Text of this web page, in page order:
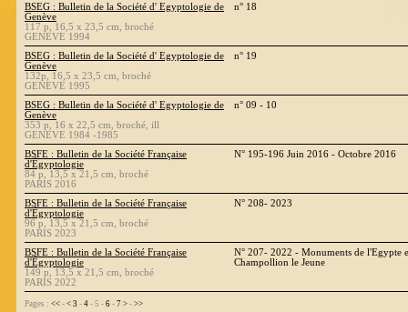
BSEG : Bulletin de la Société d' Egyptologie de
Genève
117 p, 16,5 x 23,5 cm, broché
GENEVE 1994
n° 18
BSEG : Bulletin de la Société d' Egyptologie de
Genève
132p, 16,5 x 23,5 cm, broché
GENEVE 1995
n° 19
BSEG : Bulletin de la Société d' Egyptologie de
Genève
353 p, 16 x 22,5 cm, broché, ill
GENEVE 1984 -1985
n° 09 - 10
BSFE : Bulletin de la Société Française
d'Égyptologie
84 p, 13,5 x 21,5 cm, broché
PARIS 2016
N° 195-196 Juin 2016 - Octobre 2016
BSFE : Bulletin de la Société Française
d'Égyptologie
96 p, 13,5 x 21,5 cm, broché
PARIS 2023
N° 208- 2023
BSFE : Bulletin de la Société Française
d'Égyptologie
149 p, 13,5 x 21,5 cm, broché
PARIS 2022
N° 207- 2022 - Monuments de l'Egypte
Champollion le Jeune
Pages : << - < 3 - 4 - 5 - 6 - 7 > - >>